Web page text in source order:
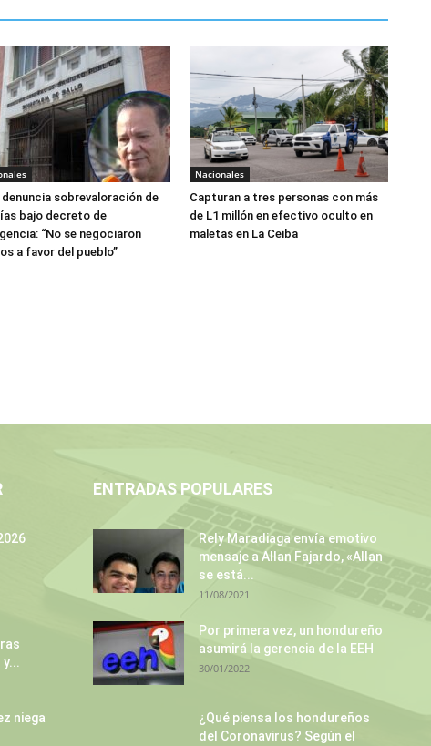
denuncia sobrevaloración de
bajo decreto de
“No se negociaron
a favor del pueblo”
Nacionales
Capturan a tres personas con más
de L1 millón en efectivo oculto en
maletas en La Ceiba
niega
ENTRADAS POPULARES
Rely Maradiaga envía emotivo
mensaje a Allan Fajardo, «Allan
se está...
11/08/2021
Por primera vez, un hondureño
asumirá la gerencia de la EEH
30/01/2022
¿Qué piensa los hondureños
del Coronavirus? Según el